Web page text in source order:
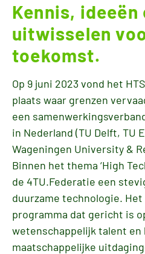
Kennis, ideeën
uitwisselen
toekomst.
Op 9 juni 2023 vond het
plaats waar grenzen
een
in Nederland (TU Delft, TU
Wageningen University &
Binnen het thema ‘High
de 4TU.Federatie een
duurzame technologie.
programma dat gericht is
wetenschappelijk talent
maatschappelijke